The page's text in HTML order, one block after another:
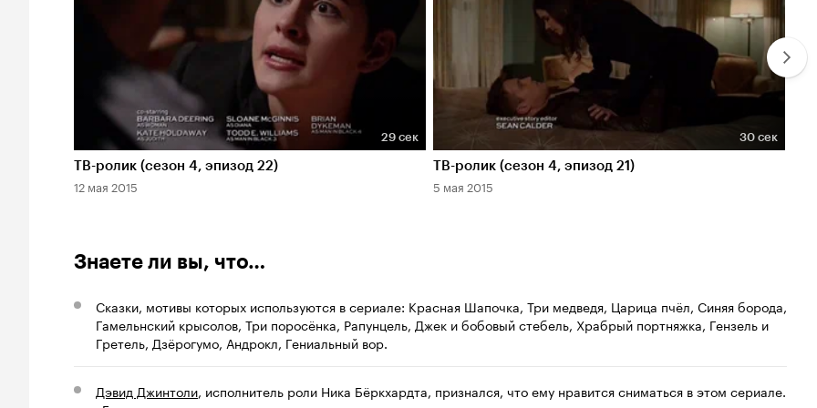
Длительность 29 сек
29 сек
ТВ-ролик (сезон 4, эпизод 22)
12 мая 2015
Длительность 30 сек
30 сек
ТВ-ролик (сезон 4, эпизод 21)
5 мая 2015
Знаете ли вы, что…
Сказки, мотивы которых используются в сериале: Красная Шапочка, Три медведя, Царица пчёл, Синяя борода,
Гамельнский крысолов, Три поросёнка, Рапунцель, Джек и бобовый стебель, Храбрый портняжка, Гензель и
Гретель, Дзёрогумо, Андрокл, Гениальный вор.
Дэвид Джинтоли, исполнитель роли Ника Бёркхардта, признался, что ему нравится сниматься в этом сериале.